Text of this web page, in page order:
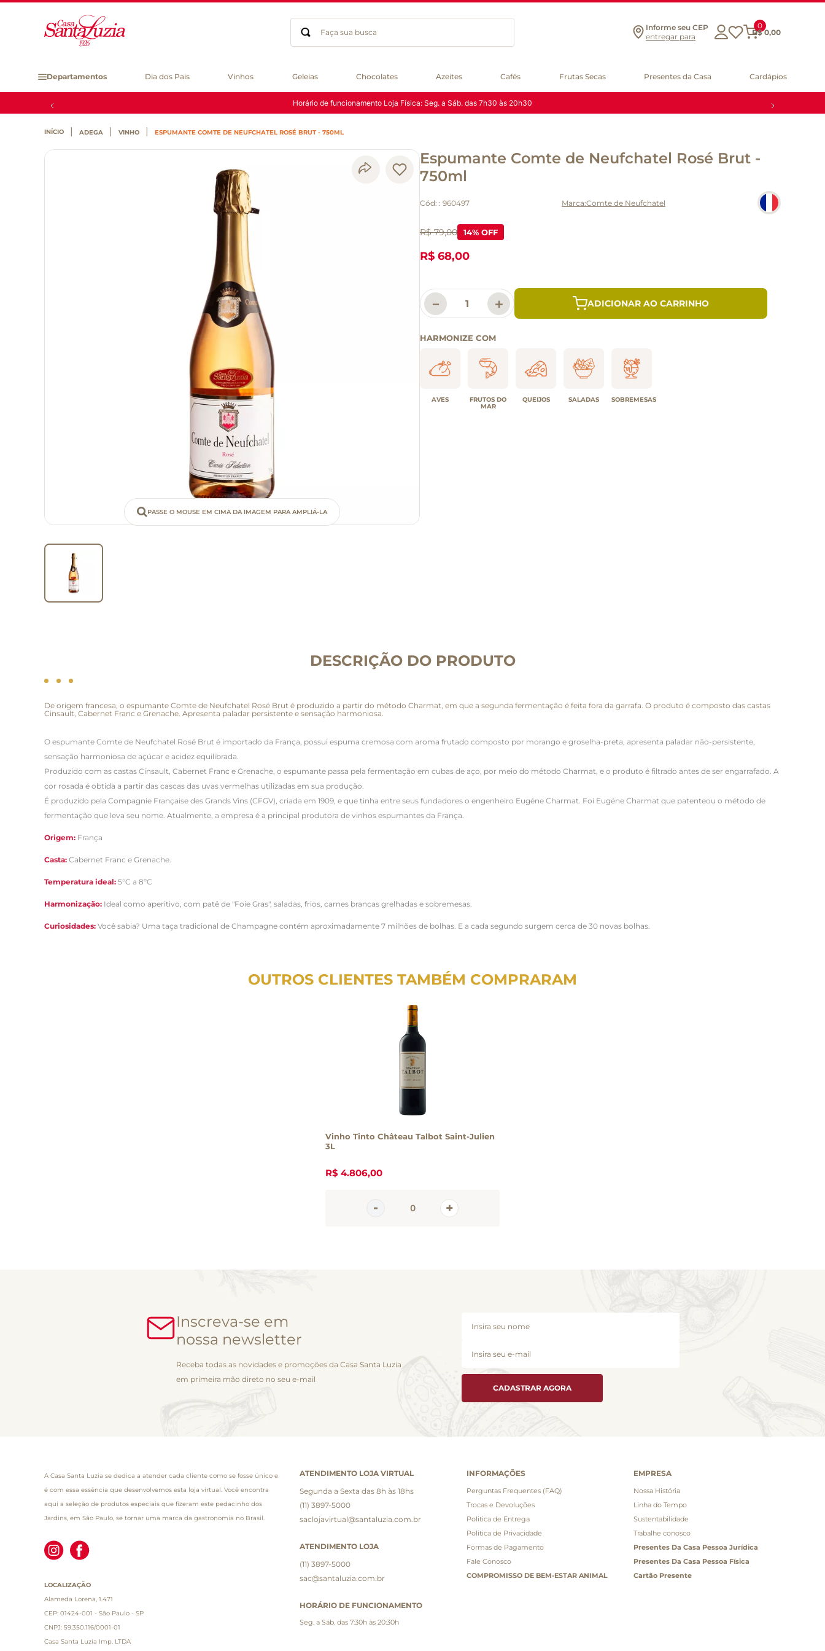
Faça sua busca
Informe seu CEP
entregar para
0
R$ 0,00
Departamentos Dia dos Pais Vinhos Geleias Chocolates Azeites Cafés Frutas Secas Presentes da Casa Cardápios
Horário de funcionamento Loja Física: Seg. a Sáb. das 7h30 às 20h30
ADEGA VINHO ESPUMANTE COMTE DE NEUFCHATEL ROSÉ BRUT - 750ML
PASSE O MOUSE EM CIMA DA IMAGEM PARA AMPLIÁ-LA
Espumante Comte de Neufchatel Rosé Brut -
750ml
Cód: : 960497 Comte de Neufchatel
R$ 79,00 14% OFF
R$ 68,00
＋
－ ADICIONAR AO CARRINHO
HARMONIZE COM
AVES
FRUTOS DO
MAR
QUEIJOS SALADAS SOBREMESAS
DESCRIÇÃO DO PRODUTO
De origem francesa, o espumante Comte de Neufchatel Rosé Brut é produzido a partir do método Charmat, em que a segunda fermentação é feita fora da garrafa. O produto é composto das castas
Cinsault, Cabernet Franc e Grenache. Apresenta paladar persistente e sensação harmoniosa.
O espumante Comte de Neufchatel Rosé Brut é importado da França, possui espuma cremosa com aroma frutado composto por morango e groselha-preta, apresenta paladar não-persistente,
sensação harmoniosa de açúcar e acidez equilibrada.
Produzido com as castas Cinsault, Cabernet Franc e Grenache, o espumante passa pela fermentação em cubas de aço, por meio do método Charmat, e o produto é filtrado antes de ser engarrafado. A
cor rosada é obtida a partir das cascas das uvas vermelhas utilizadas em sua produção.
É produzido pela Compagnie Française des Grands Vins (CFGV), criada em 1909, e que tinha entre seus fundadores o engenheiro Eugéne Charmat. Foi Eugéne Charmat que patenteou o método de
fermentação que leva seu nome. Atualmente, a empresa é a principal produtora de vinhos espumantes da França.
Origem: França
Casta: Cabernet Franc e Grenache.
Temperatura ideal: 5°C a 8ºC
Harmonização: Ideal como aperitivo, com patê de "Foie Gras", saladas, frios, carnes brancas grelhadas e sobremesas.
Curiosidades: Você sabia? Uma taça tradicional de Champagne contém aproximadamente 7 milhões de bolhas. E a cada segundo surgem cerca de 30 novas bolhas.
OUTROS CLIENTES TAMBÉM COMPRARAM
Vinho Tinto Château Talbot Saint-Julien
3L
R$ 4.806,00
Inscreva-se em
nossa newsletter
Receba todas as novidades e promoções da Casa Santa Luzia
em primeira mão direto no seu e-mail
CADASTRAR AGORA
A Casa Santa Luzia se dedica a atender cada cliente como se fosse único e
é com essa essência que desenvolvemos esta loja virtual. Você encontra
aqui a seleção de produtos especiais que fizeram este pedacinho dos
Jardins, em São Paulo, se tornar uma marca da gastronomia no Brasil.
LOCALIZAÇÃO
Alameda Lorena, 1.471
CEP: 01424-001 - São Paulo - SP
CNPJ: 59.350.116/0001-01
Casa Santa Luzia Imp. LTDA
ATENDIMENTO LOJA VIRTUAL
Segunda a Sexta das 8h às 18hs
(11) 3897-5000
saclojavirtual@santaluzia.com.br
ATENDIMENTO LOJA
(11) 3897-5000
sac@santaluzia.com.br
HORÁRIO DE FUNCIONAMENTO
Seg. a Sáb. das 7:30h às 20:30h
INFORMAÇÕES
Perguntas Frequentes (FAQ)
Trocas e Devoluções
Politica de Entrega
Politica de Privacidade
Formas de Pagamento
Fale Conosco
COMPROMISSO DE BEM-ESTAR ANIMAL
EMPRESA
Nossa História
Linha do Tempo
Sustentabilidade
Trabalhe conosco
Presentes Da Casa Pessoa Jurídica
Presentes Da Casa Pessoa Física
Cartão Presente
gluten
chá